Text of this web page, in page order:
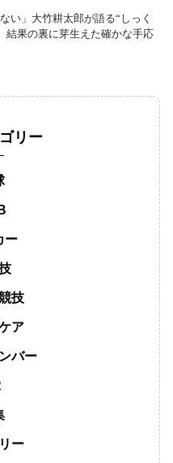
い」大竹耕太郎が語る“しっく
果の裏に芽生えた確かな手応
リー
ー
技
ア
バー
ー